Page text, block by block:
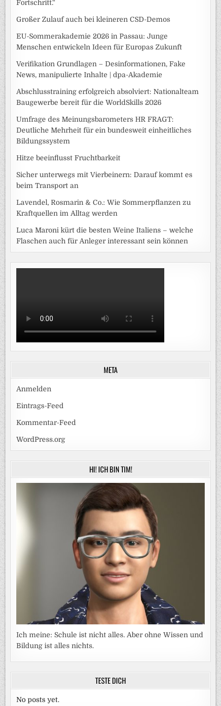
Fortschritt.“
Großer Zulauf auch bei kleineren CSD-Demos
EU-Sommerakademie 2026 in Passau: Junge
Menschen entwickeln Ideen für Europas Zukunft
Verifikation Grundlagen – Desinformationen, Fake
News, manipulierte Inhalte | dpa-Akademie
Abschlusstraining erfolgreich absolviert: Nationalteam
Baugewerbe bereit für die WorldSkills 2026
Umfrage des Meinungsbarometers HR FRAGT:
Deutliche Mehrheit für ein bundesweit einheitliches
Bildungssystem
Hitze beeinflusst Fruchtbarkeit
Sicher unterwegs mit Vierbeinern: Darauf kommt es
beim Transport an
Lavendel, Rosmarin & Co.: Wie Sommerpflanzen zu
Kraftquellen im Alltag werden
Luca Maroni kürt die besten Weine Italiens – welche
Flaschen auch für Anleger interessant sein können
META
Anmelden
Eintrags-Feed
Kommentar-Feed
WordPress.org
HI! ICH BIN TIM!
Ich meine: Schule ist nicht alles. Aber ohne Wissen und
Bildung ist alles nichts.
TESTE DICH
No posts yet.